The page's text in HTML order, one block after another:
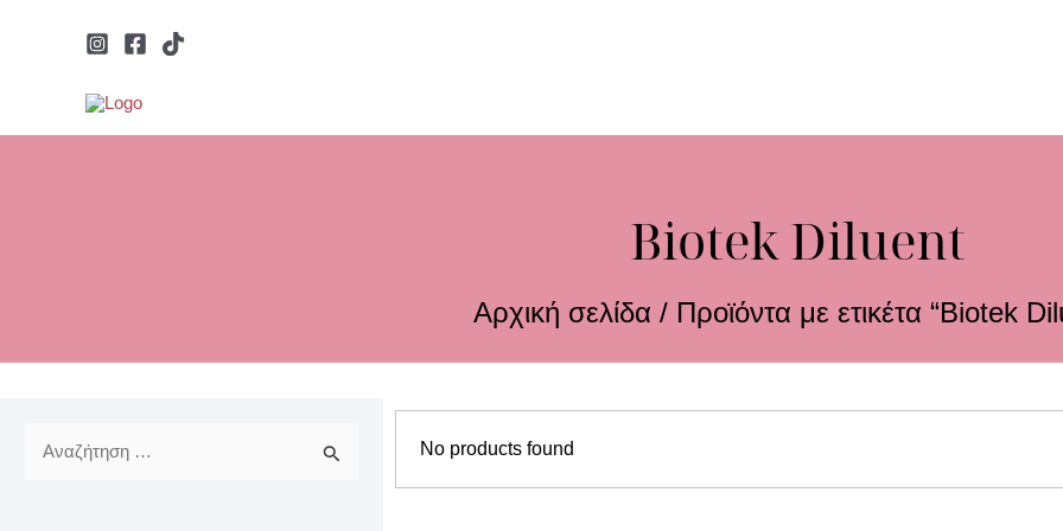
Biotek Diluent
Αρχική σελίδα / Προϊόντα με ετικέτα “Biotek
Αναζήτηση
No products found